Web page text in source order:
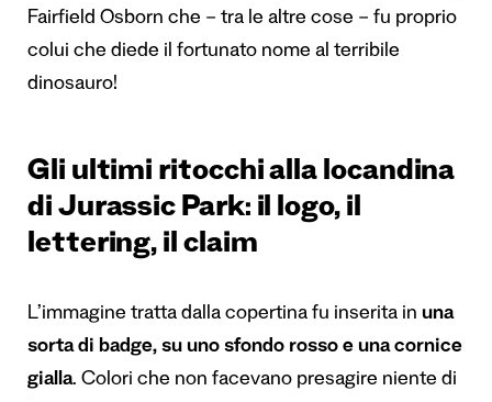
Fairfield Osborn che – tra le altre cose – fu proprio
colui che diede il fortunato nome al terribile
dinosauro!
Gli ultimi ritocchi alla locandina
di Jurassic Park: il logo, il
lettering, il claim
L’immagine tratta dalla copertina fu inserita in una
sorta di badge, su uno sfondo rosso e una cornice
gialla. Colori che non facevano presagire niente di